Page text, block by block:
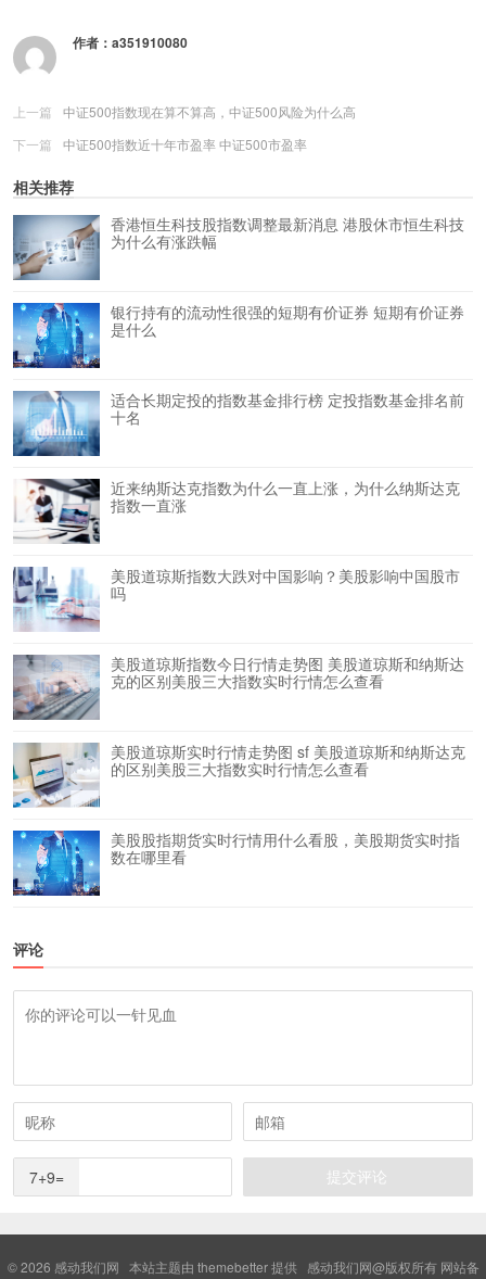
作者： a351910080
上一篇
中证500指数现在算不算高，中证500风险为什么高
下一篇
中证500指数近十年市盈率 中证500市盈率
相关推荐
香港恒生科技股指数调整最新消息 港股休市恒生科技
为什么有涨跌幅
银行持有的流动性很强的短期有价证券 短期有价证券
是什么
适合长期定投的指数基金排行榜 定投指数基金排名前
十名
近来纳斯达克指数为什么一直上涨，为什么纳斯达克
指数一直涨
美股道琼斯指数大跌对中国影响？美股影响中国股市
吗
美股道琼斯指数今日行情走势图 美股道琼斯和纳斯达
克的区别美股三大指数实时行情怎么查看
美股道琼斯实时行情走势图 sf 美股道琼斯和纳斯达克
的区别美股三大指数实时行情怎么查看
美股股指期货实时行情用什么看股，美股期货实时指
数在哪里看
评论
7+9=
© 2026 感动我们网 本站主题由 themebetter提供 感动我们网@版权所有 网站备